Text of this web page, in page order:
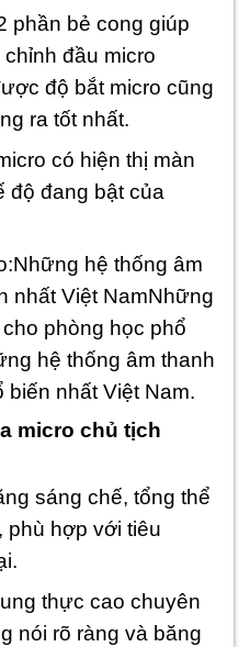
phần bẻ cong giúp
đầu micro
độ bắt micro cũng
ra tốt nhất.
có hiện thị màn
độ đang bật của
hệ thống âm
nhất Việt NamNhững
phòng học phổ
hệ thống âm thanh
biến nhất Việt Nam.
micro chủ tịch
sáng chế, tổng thể
phù hợp với tiêu
thực cao chuyên
nói rõ ràng và băng